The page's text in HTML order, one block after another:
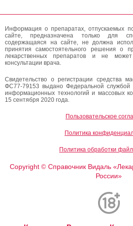
Информация о препаратах, отпускаемых
сайте, предназначена только для
содержащаяся на сайте, не должна
принятия самостоятельного решения о
лекарственных препаратов и не
консультации врача.
Свидетельство о регистрации средства
ФС77-79153 выдано Федеральной
информационных технологий и массовых
15 сентября 2020 года.
Пользовательское
Политика
Политика обработки
Copyright ©Справочник Видаль
России»